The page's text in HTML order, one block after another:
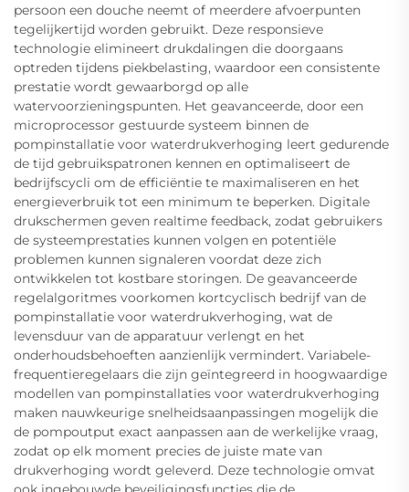
persoon een douche neemt of meerdere afvoerpunten
tegelijkertijd worden gebruikt. Deze responsieve
technologie elimineert drukdalingen die doorgaans
optreden tijdens piekbelasting, waardoor een consistente
prestatie wordt gewaarborgd op alle
watervoorzieningspunten. Het geavanceerde, door een
microprocessor gestuurde systeem binnen de
pompinstallatie voor waterdrukverhoging leert gedurende
de tijd gebruikspatronen kennen en optimaliseert de
bedrijfscycli om de efficiëntie te maximaliseren en het
energieverbruik tot een minimum te beperken. Digitale
drukschermen geven realtime feedback, zodat gebruikers
de systeemprestaties kunnen volgen en potentiële
problemen kunnen signaleren voordat deze zich
ontwikkelen tot kostbare storingen. De geavanceerde
regelalgoritmes voorkomen kortcyclisch bedrijf van de
pompinstallatie voor waterdrukverhoging, wat de
levensduur van de apparatuur verlengt en het
onderhoudsbehoeften aanzienlijk vermindert. Variabele-
frequentieregelaars die zijn geïntegreerd in hoogwaardige
modellen van pompinstallaties voor waterdrukverhoging
maken nauwkeurige snelheidsaanpassingen mogelijk die
de pompoutput exact aanpassen aan de werkelijke vraag,
zodat op elk moment precies de juiste mate van
drukverhoging wordt geleverd. Deze technologie omvat